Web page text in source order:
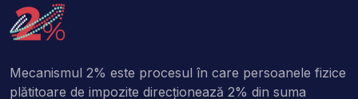
Mecanismul 2% este procesul în care persoanele fizice
plătitoare de impozite direcţionează 2% din suma